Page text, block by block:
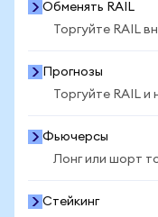
Обменять RAIL
Торгуйте RAIL
Прогнозы
Торгуйте RAIL
Фьючерсы
Лонг или шорт
Стейкинг